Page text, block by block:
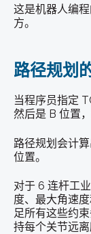
这是机器人编程
方。
路径规划
当程序员指定
然后是 B 位置
路径规划会计
位置。
对于 6 连杆工
度、最大角速
足所有这些约
持每个关节远离